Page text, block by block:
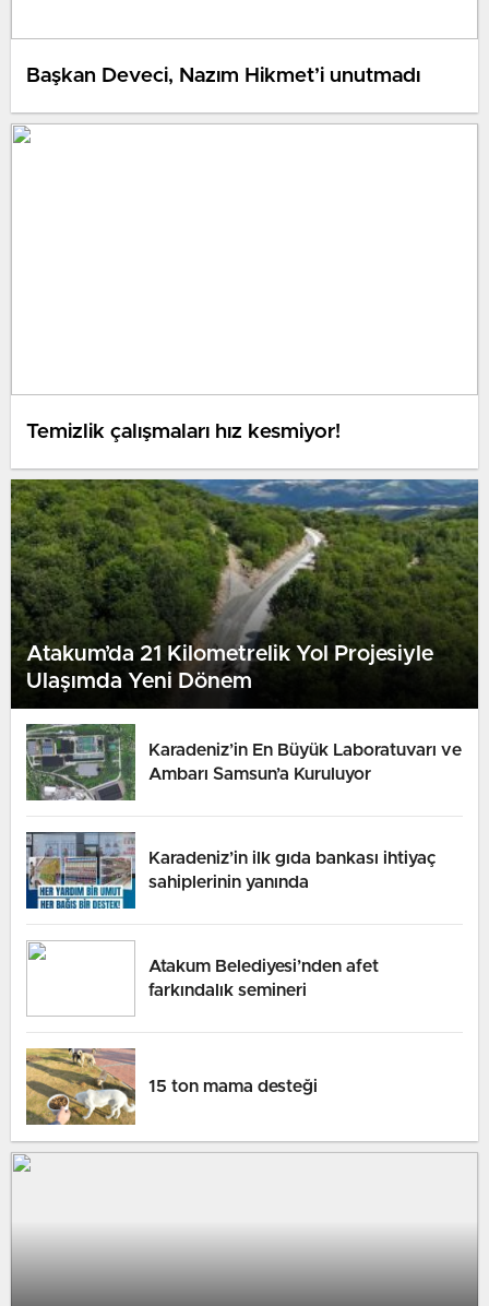
Başkan Deveci, Nazım Hikmet’i unutmadı
Temizlik çalışmaları hız kesmiyor!
Atakum’da 21 Kilometrelik Yol Projesiyle
Ulaşımda Yeni Dönem
Karadeniz’in En Büyük Laboratuvarı ve
Ambarı Samsun’a Kuruluyor
Karadeniz’in ilk gıda bankası ihtiyaç
sahiplerinin yanında
Atakum Belediyesi’nden afet
farkındalık semineri
15 ton mama desteği